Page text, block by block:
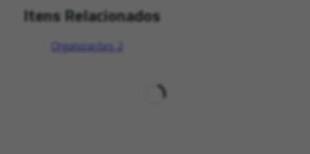
Itens Relacionados
Organizações 2